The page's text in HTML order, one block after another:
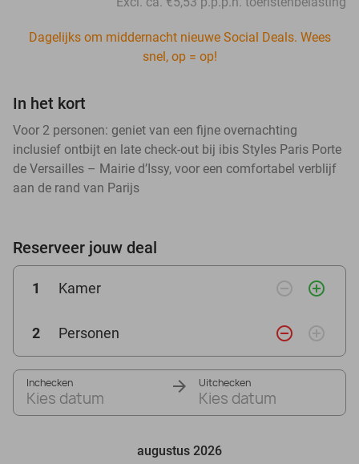
Dagelijks om middernacht nieuwe Social Deals. Wees
snel, op = op!
In het kort
Voor 2 personen: geniet van een fijne overnachting
inclusief ontbijt en late check-out bij ibis Styles Paris Porte
de Versailles – Mairie d’Issy, voor een comfortabel verblijf
aan de rand van Parijs
Reserveer jouw deal
1 Kamer remove_circle_outline add_circle_outline
2 Personen remove_circle_outline add_circle_outline
Inchecken
Kies datum
Uitchecken
Kies datum
augustus 2026